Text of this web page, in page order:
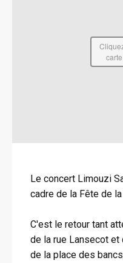
Le concert Limouzi
cadre de la Fête de
C'est le retour tant
de la rue Lansecot et
de la place des